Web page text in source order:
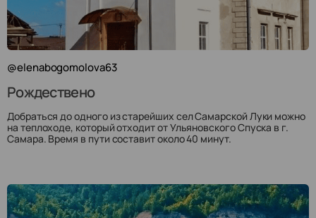
@elenabogomolova63
Рождествено
Добраться до одного из старейших сел Самарской Луки можно
на теплоходе, который отходит от Ульяновского Спуска в г.
Самара. Время в пути составит около 40 минут.